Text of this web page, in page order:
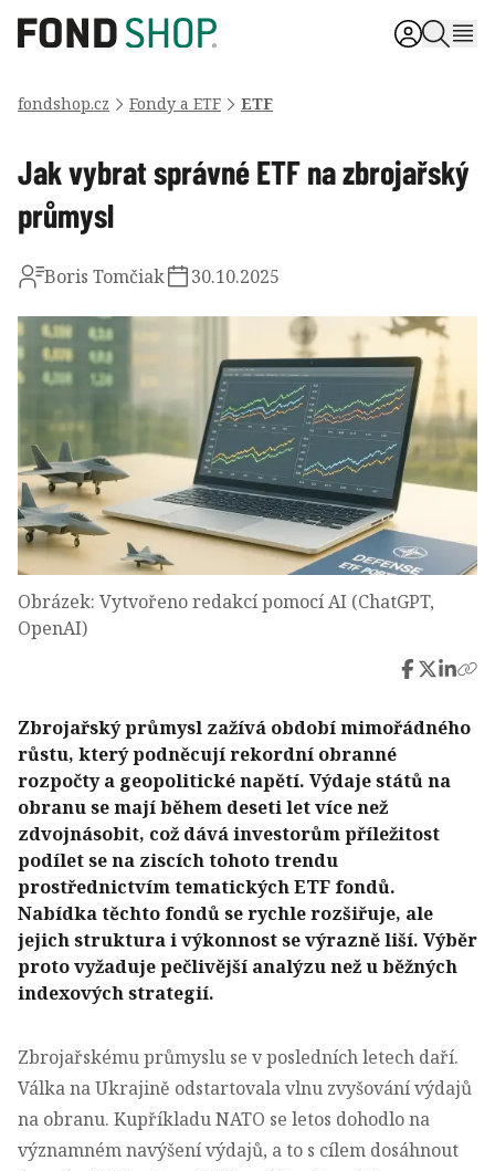
fondshop.cz Fondy a ETF ETF
Jak vybrat správné ETF na zbrojařský
průmysl
Boris Tomčiak 30.10.2025
Obrázek: Vytvořeno redakcí pomocí AI (ChatGPT,
OpenAI)
Zbrojařský průmysl zažívá období mimořádného
růstu, který podněcují rekordní obranné
rozpočty a geopolitické napětí. Výdaje států na
obranu se mají během deseti let více než
zdvojnásobit, což dává investorům příležitost
podílet se na ziscích tohoto trendu
prostřednictvím tematických ETF fondů.
Nabídka těchto fondů se rychle rozšiřuje, ale
jejich struktura i výkonnost se výrazně liší. Výběr
proto vyžaduje pečlivější analýzu než u běžných
indexových strategií.
Zbrojařskému průmyslu se v posledních letech daří.
Válka na Ukrajině odstartovala vlnu zvyšování výdajů
na obranu. Kupříkladu NATO se letos dohodlo na
významném navýšení výdajů, a to s cílem dosáhnout